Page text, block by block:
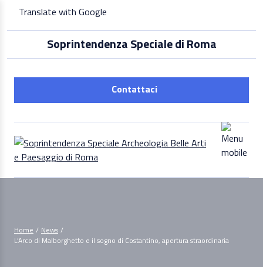
content
Translate with Google
Soprintendenza Speciale di Roma
Contattaci
Home / News /
L’Arco di Malborghetto e il sogno di Costantino, apertura straordinaria